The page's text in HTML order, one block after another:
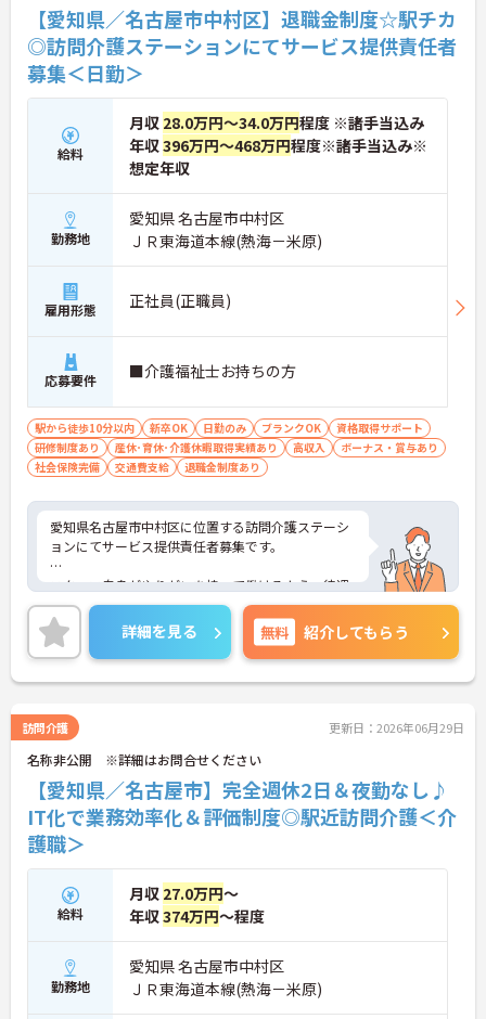
【愛知県／名古屋市中村区】退職金制度☆駅チカ
◎訪問介護ステーションにてサービス提供責任者
募集＜日勤＞
給料
月収 28.0万円～34.0万円程度 ※諸手当込み
年収396万円～468万円程度※諸手当込み※
想定年収
勤務地
愛知県 名古屋市中村区
ＪＲ東海道本線(熱海－米原)
雇用形態 正社員(正職員)
応募要件 ■介護福祉士お持ちの方
駅から徒歩10分以内 新卒OK 日勤のみ ブランクOK
資格取得サポート
研修制度あり
産休･育休･介護休暇取得実績あり 高収入
ボーナス・賞与あり
社会保険完備
交通費支給 退職金制度あり
愛知県名古屋市中村区に位置する訪問介護ステーシ
ョンにてサービス提供責任者募集です。
スタッフ自身がやりがいを持って働けるよう、待遇
の改善や教育制度などの取り組みに力を入れていま
す。入社後の研修はもちろん、介護技術研修、PC研
修、マナー研修、資格取得のための勉強会等ステッ
プに応じて用意されており安心してご就業いただけ
ます。
ご興味のある方には、面接対策ポイントなど、さら
に詳細をお話いたしますので、お気軽にご相談くだ
さい。
詳細を見る 無料 紹介してもらう
訪問介護 更新日：2026年06月29日
名称非公開 ※詳細はお問合せください
【愛知県／名古屋市】完全週休2日＆夜勤なし♪
IT化で業務効率化＆評価制度◎駅近訪問介護＜介
護職＞
給料
月収 27.0万円～
年収374万円～程度
勤務地
愛知県 名古屋市中村区
ＪＲ東海道本線(熱海－米原)